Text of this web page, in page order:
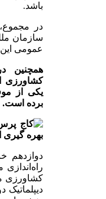
باشد.
در
سازمان
عمومی
همچنین
کشاورزی
یکی از
برده است.
دوازدهم
کشاورزی